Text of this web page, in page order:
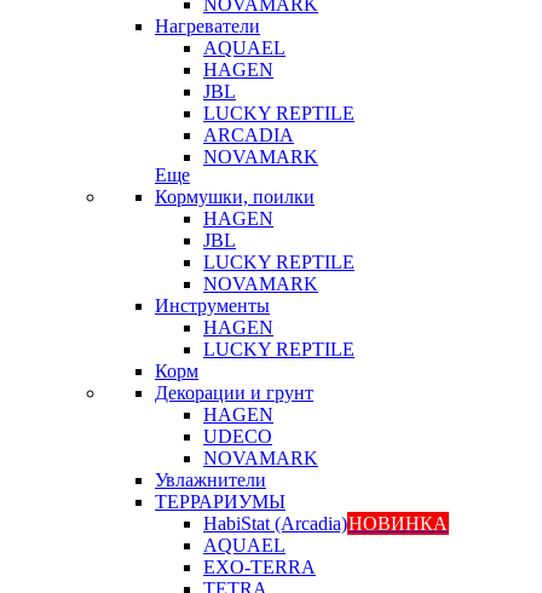
NOVAMARK
Нагреватели
AQUAEL
HAGEN
JBL
LUCKY REPTILE
ARCADIA
NOVAMARK
Еще
Кормушки, поилки
HAGEN
JBL
LUCKY REPTILE
NOVAMARK
Инструменты
HAGEN
LUCKY REPTILE
Корм
Декорации и грунт
HAGEN
UDECO
NOVAMARK
Увлажнители
ТЕРРАРИУМЫ
HabiStat (Arcadia)НОВИНКА
AQUAEL
EXO-TERRA
TETRA